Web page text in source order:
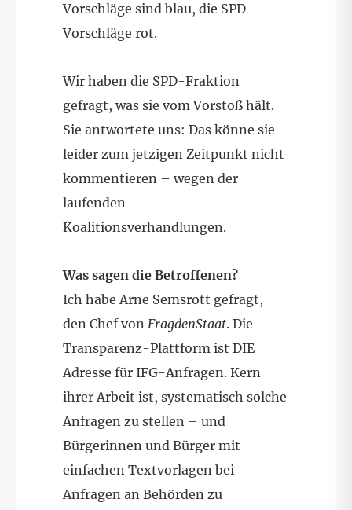
Vorschläge sind blau, die SPD-
Vorschläge rot.
Wir haben die SPD-Fraktion
gefragt, was sie vom Vorstoß hält.
Sie antwortete uns: Das könne sie
leider zum jetzigen Zeitpunkt nicht
kommentieren – wegen der
laufenden
Koalitionsverhandlungen.
Was sagen die Betroffenen?
Ich habe Arne Semsrott gefragt,
den Chef von FragdenStaat. Die
Transparenz-Plattform ist DIE
Adresse für IFG-Anfragen. Kern
ihrer Arbeit ist, systematisch solche
Anfragen zu stellen – und
Bürgerinnen und Bürger mit
einfachen Textvorlagen bei
Anfragen an Behörden zu